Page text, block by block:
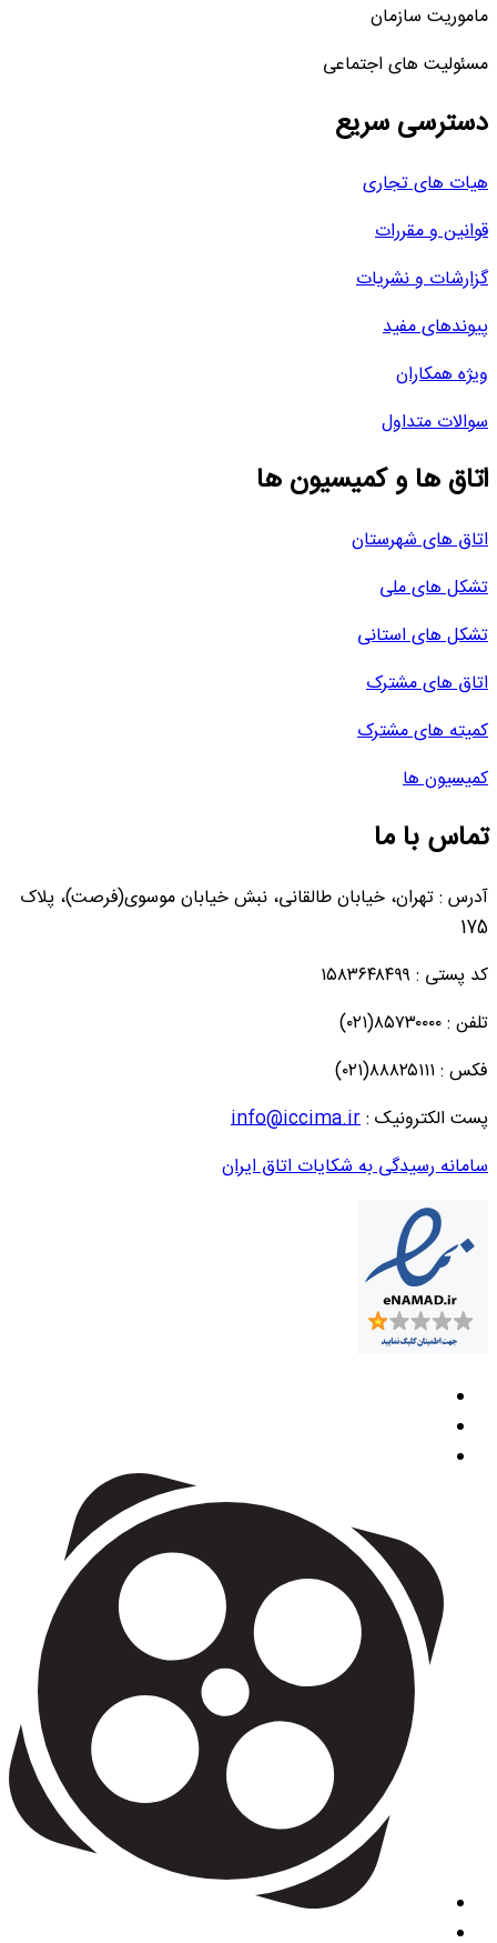
ماموریت سازمان
مسئولیت های اجتماعی
دسترسی سریع
هیات های تجاری
قوانین و مقررات
گزارشات و نشریات
پیوندهای مفید
ویژه همکاران
سوالات متداول
اتاق ها و کمیسیون ها
اتاق های شهرستان
تشکل های ملی
تشکل های استانی
اتاق های مشترک
کمیته های مشترک
کمیسیون ها
تماس با ما
آدرس : تهران، خیابان طالقانی، نبش خیابان موسوی(فرصت)، پلاک
175
کد پستی : ۱۵۸۳۶۴۸۴۹۹
تلفن : ۸۵۷۳۰۰۰۰(۰۲۱)
فکس : ۸۸۸۲۵۱۱۱(۰۲۱)
پست الکترونیک :info@iccima.ir
سامانه رسیدگی به شکایات اتاق ایران